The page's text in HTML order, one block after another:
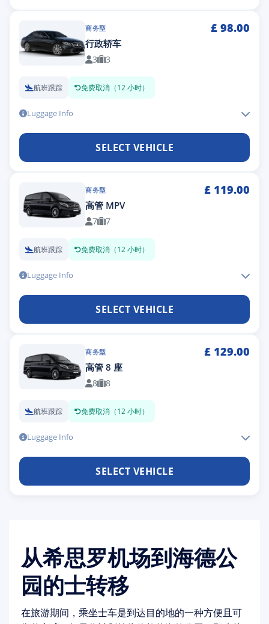
商务型 £ 98.00
行政轿车
3 3
航班跟踪 免费取消（12 小时）
Luggage Info
SELECT VEHICLE
商务型 £ 119.00
高管 MPV
7 7
航班跟踪 免费取消（12 小时）
Luggage Info
SELECT VEHICLE
商务型 £ 129.00
高管 8 座
8 8
航班跟踪 免费取消（12 小时）
Luggage Info
SELECT VEHICLE
从希思罗机场到海德公
园的士转移
在旅游期间，乘坐士车是到达目的地的一种方便且可